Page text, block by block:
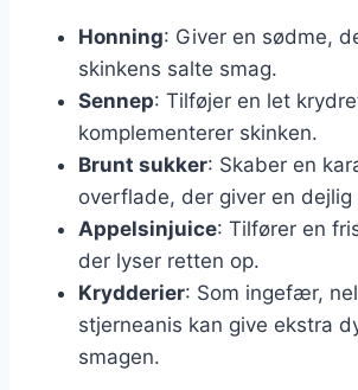
Honning: Giver en sødme,
skinkens salte smag.
Sennep: Tilføjer en let
komplementerer skinken.
Brunt sukker: Skaber en
overflade, der giver en dejlig
Appelsinjuice: Tilfører en
der lyser retten op.
Krydderier: Som ingefær,
stjerneanis kan give ekstra
smagen.